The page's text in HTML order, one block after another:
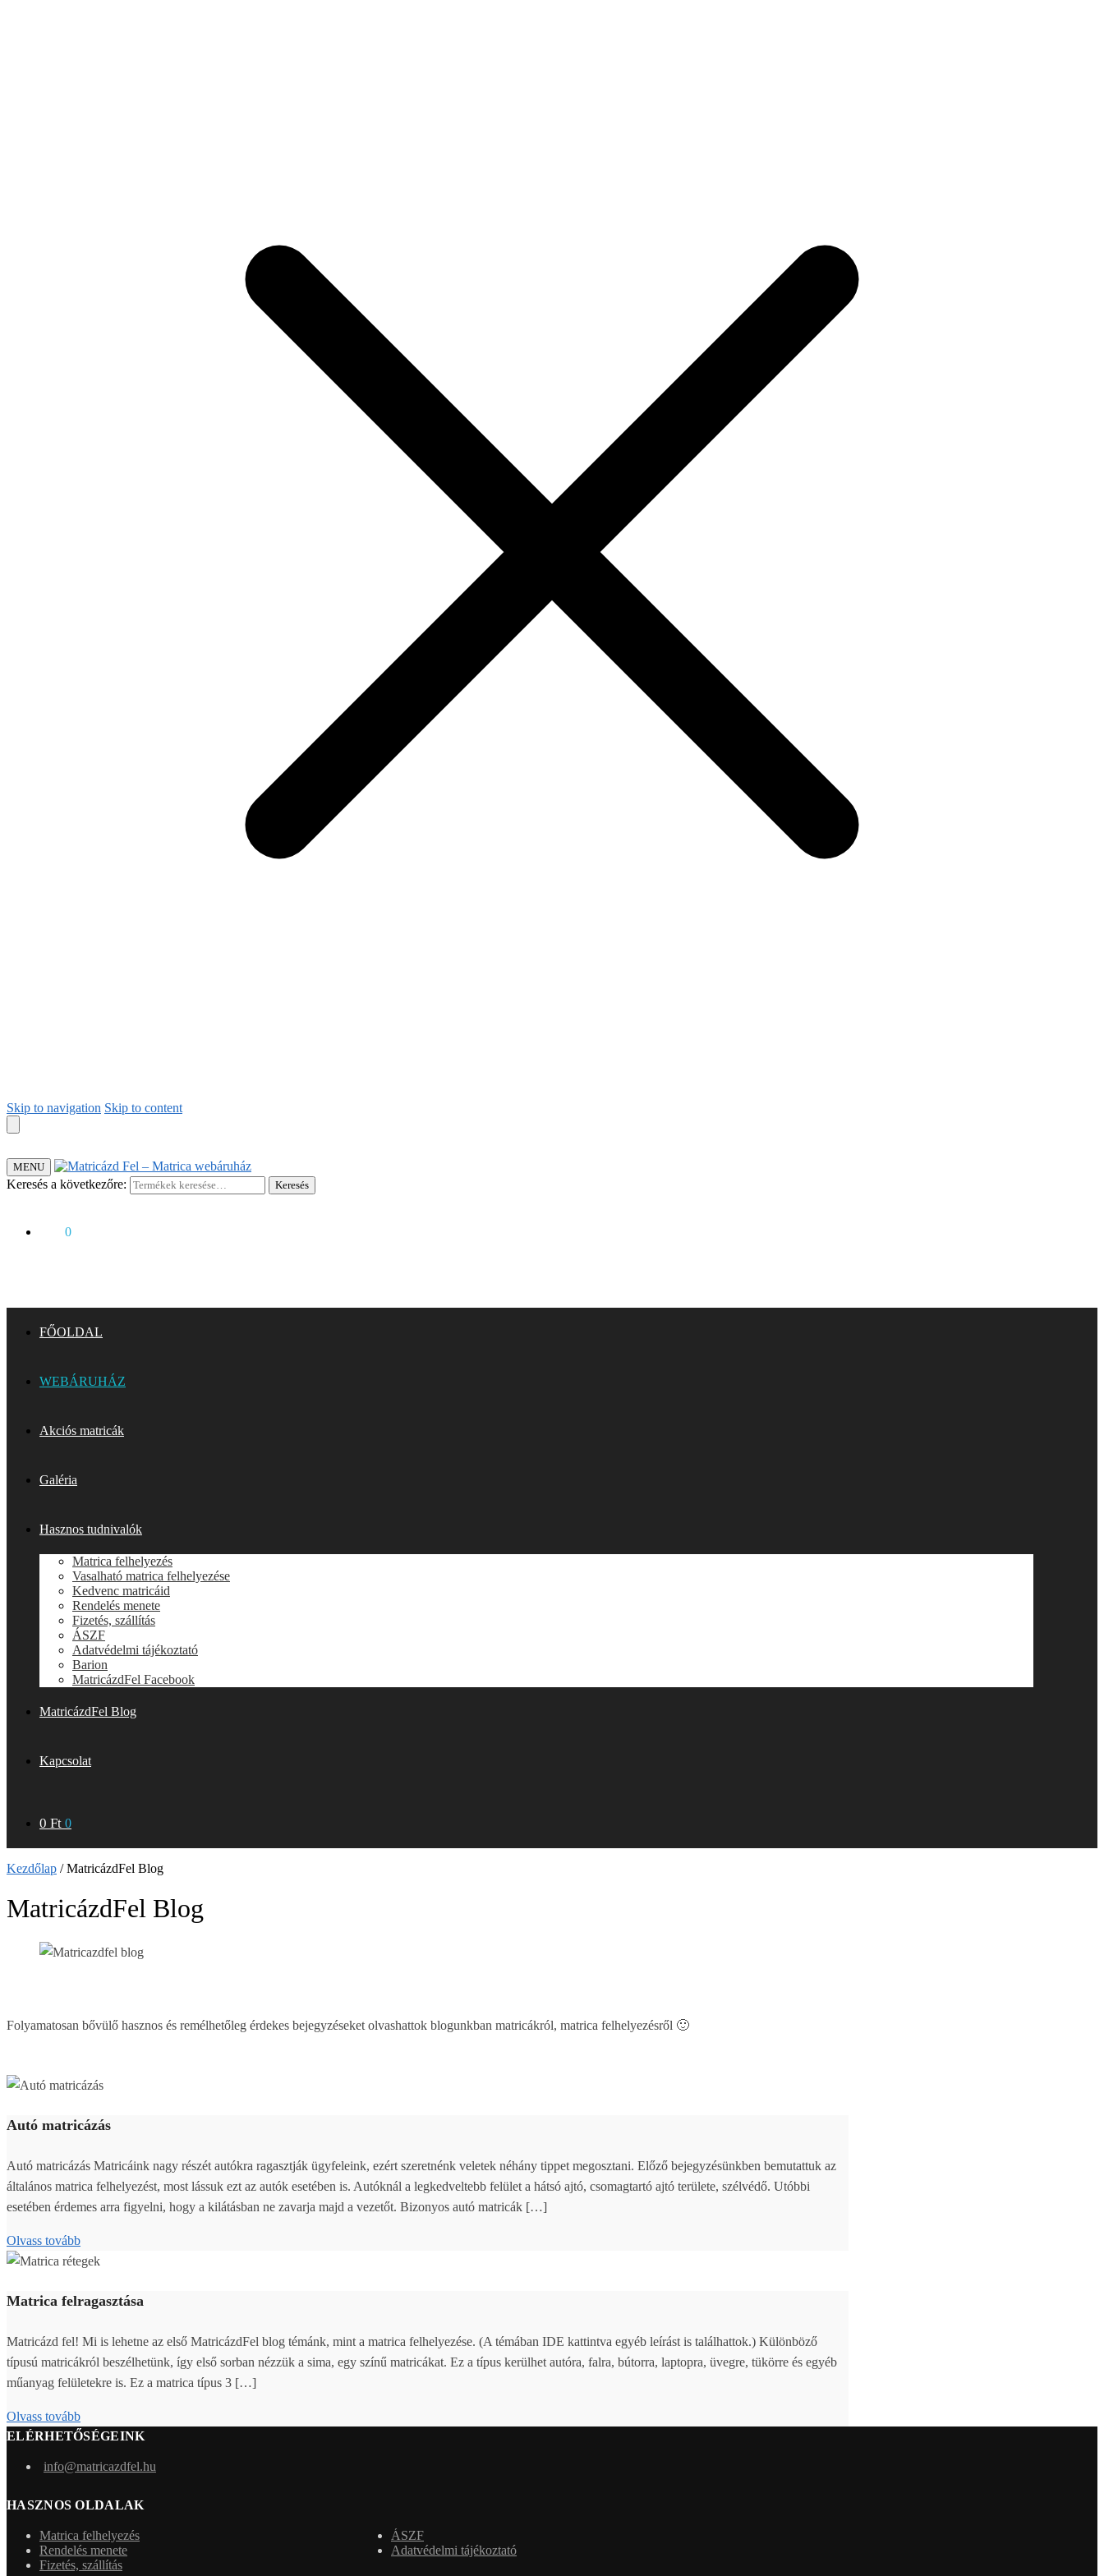
Skip to navigation Skip to content
MENU
Keresés a következőre: Keresés
0
FŐOLDAL
WEBÁRUHÁZ
Akciós matricák
Galéria
Hasznos tudnivalók
Matrica felhelyezés
Vasalható matrica felhelyezése
Kedvenc matricáid
Rendelés menete
Fizetés, szállítás
ÁSZF
Adatvédelmi tájékoztató
Barion
MatricázdFel Facebook
MatricázdFel Blog
Kapcsolat
0 Ft 0
Kezdőlap /MatricázdFel Blog
MatricázdFel Blog
Folyamatosan bővülő hasznos és remélhetőleg érdekes bejegyzéseket olvashattok blogunkban matricákról, matrica felhelyezésről 🙂
Autó matricázás
Autó matricázás Matricáink nagy részét autókra ragasztják ügyfeleink, ezért szeretnénk veletek néhány tippet megosztani. Előző bejegyzésünkben bemutattuk az
általános matrica felhelyezést, most lássuk ezt az autók esetében is. Autóknál a legkedveltebb felület a hátsó ajtó, csomagtartó ajtó területe, szélvédő. Utóbbi
esetében érdemes arra figyelni, hogy a kilátásban ne zavarja majd a vezetőt. Bizonyos autó matricák […]
Olvass tovább
Matrica felragasztása
Matricázd fel! Mi is lehetne az első MatricázdFel blog témánk, mint a matrica felhelyezése. (A témában IDE kattintva egyéb leírást is találhattok.) Különböző
típusú matricákról beszélhetünk, így első sorban nézzük a sima, egy színű matricákat. Ez a típus kerülhet autóra, falra, bútorra, laptopra, üvegre, tükörre és egyéb
műanyag felületekre is. Ez a matrica típus 3 […]
Olvass tovább
ELÉRHETŐSÉGEINK
info@matricazdfel.hu
HASZNOS OLDALAK
Matrica felhelyezés
Rendelés menete
Fizetés, szállítás
ÁSZF
Adatvédelmi tájékoztató